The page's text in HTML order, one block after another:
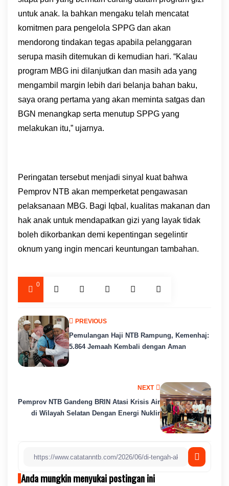
untuk anak. Ia bahkan mengaku telah mencatat
komitmen para pengelola SPPG dan akan
mendorong tindakan tegas apabila pelanggaran
serupa masih ditemukan di kemudian hari. “Kalau
program MBG ini dilanjutkan dan masih ada yang
mengambil margin lebih dari belanja bahan baku,
saya orang pertama yang akan meminta satgas dan
BGN menangkap serta menutup SPPG yang
melakukan itu,” ujarnya.
Peringatan tersebut menjadi sinyal kuat bahwa
Pemprov NTB akan memperketat pengawasan
pelaksanaan MBG. Bagi Iqbal, kualitas makanan dan
hak anak untuk mendapatkan gizi yang layak tidak
boleh dikorbankan demi kepentingan segelintir
oknum yang ingin mencari keuntungan tambahan.
0
NEXT
Pemprov NTB Gandeng BRIN Atasi Krisis Air
di Wilayah Selatan Dengan Energi Nuklir
PREVIOUS
Pemulangan Haji NTB Rampung, Kemenhaj:
5.864 Jemaah Kembali dengan Aman
Anda mungkin menyukai postingan ini